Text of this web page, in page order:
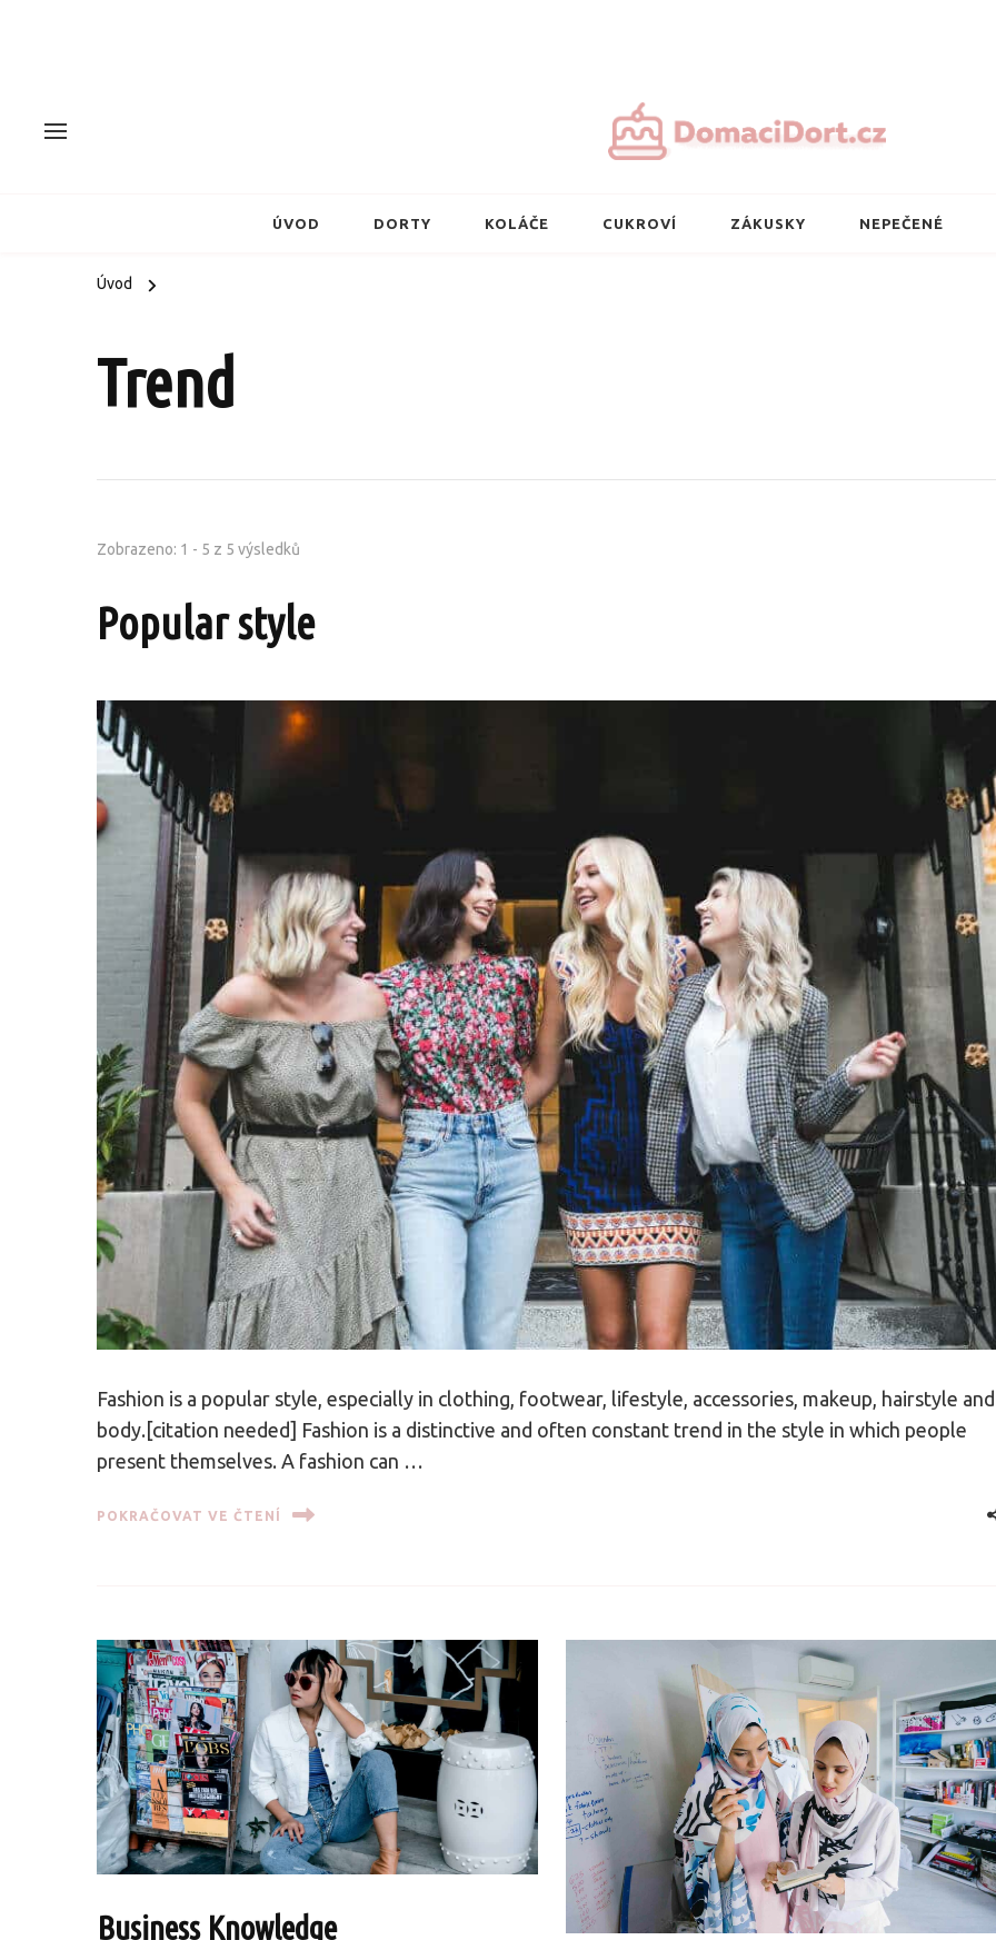
ÚVOD DORTY KOLÁČE CUKROVÍ ZÁKUSKY NEPEČENÉ
Úvod
Trend
Zobrazeno: 1 - 5 z 5 výsledků
Popular style
Fashion is a popular style, especially in clothing, footwear, lifestyle, accessories, makeup, hairstyle and
body.[citation needed] Fashion is a distinctive and often constant trend in the style in which people
present themselves. A fashion can …
POKRAČOVAT VE ČTENÍ
Business Knowledge